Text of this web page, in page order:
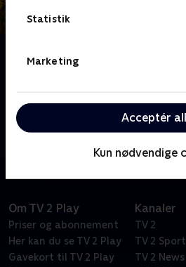
Statistik
Marketing
Acceptér
Kun nødvendige
Følg komiker Jonas Mogensen
ultimative grønne eventyr. Og
klar til at sætte sin magelighed
Om TV 2 Play
Priser og abonnement
Her kan du se TV 2 Play
Gavekort til TV 2 Play
Kanaler
TV 2
TV 2 Sport
TV 2 News